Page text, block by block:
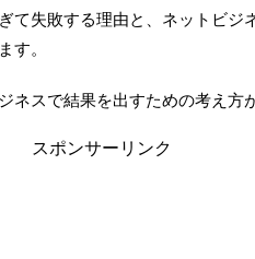
て失敗する理由と、ネットビジ
す。
ネスで結果を出すための考え方
スポンサーリンク